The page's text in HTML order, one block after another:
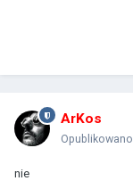
ArKos
Opublikowano
nie